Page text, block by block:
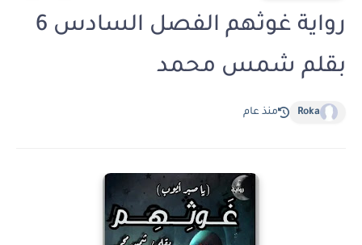
رواية غوثهم الفصل السادس 6
بقلم شمس محمد
Roka منذ عام